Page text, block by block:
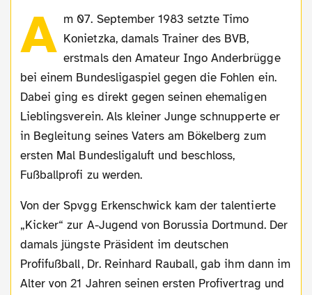
A m 07. September 1983 setzte Timo
Konietzka, damals Trainer des BVB,
erstmals den Amateur Ingo Anderbrügge
bei einem Bundesligaspiel gegen die Fohlen ein.
Dabei ging es direkt gegen seinen ehemaligen
Lieblingsverein. Als kleiner Junge schnupperte er
in Begleitung seines Vaters am Bökelberg zum
ersten Mal Bundesligaluft und beschloss,
Fußballprofi zu werden.
Von der Spvgg Erkenschwick kam der talentierte
„Kicker“ zur A-Jugend von Borussia Dortmund. Der
damals jüngste Präsident im deutschen
Profifußball, Dr. Reinhard Rauball, gab ihm dann im
Alter von 21 Jahren seinen ersten Profivertrag und